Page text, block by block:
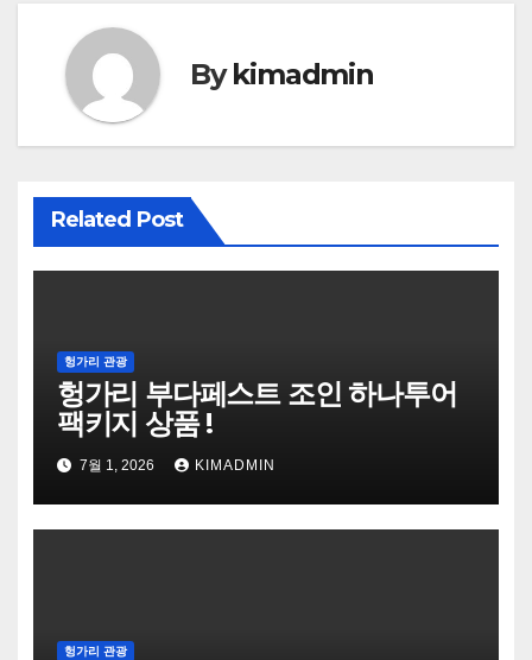
Bykimadmin
Related Post
헝가리 관광
헝가리 부다페스트 조인 하나투어
팩키지 상품 !
7월 1, 2026 KIMADMIN
헝가리 관광